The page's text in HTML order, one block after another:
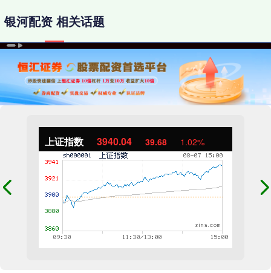
上证指数 3940.04 39.68 1.02%
银河配资 相关话题